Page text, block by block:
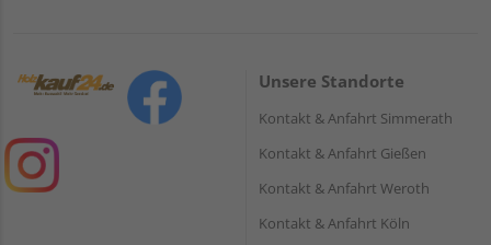
Unsere Standorte
Kontakt & Anfahrt Simmerath
Kontakt & Anfahrt Gießen
Kontakt & Anfahrt Weroth
Kontakt & Anfahrt Köln